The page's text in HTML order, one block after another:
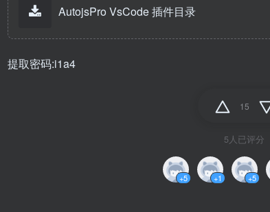
AutojsPro VsCode 插件目录
提取密码:i1a4
15
5人已评分
+5 +1 +5